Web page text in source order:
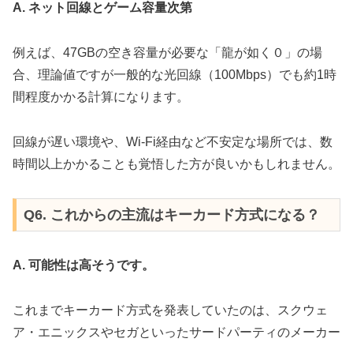
A. ネット回線とゲーム容量次第
例えば、47GBの空き容量が必要な「龍が如く０」の場
合、理論値ですが一般的な光回線（100Mbps）でも約1時
間程度かかる計算になります。
回線が遅い環境や、Wi-Fi経由など不安定な場所では、数
時間以上かかることも覚悟した方が良いかもしれません。
Q6. これからの主流はキーカード方式になる？
A. 可能性は高そうです。
これまでキーカード方式を発表していたのは、スクウェ
ア・エニックスやセガといったサードパーティのメーカー